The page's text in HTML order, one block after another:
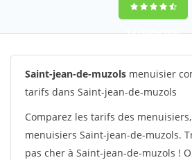
9,2(100%)1242
votes
Saint-jean-de-muzols menuisier
tarifs dans Saint-jean-de-muzols
Comparez les tarifs des
menuisiers Saint-jean-de-muzols.
pas cher à Saint-jean-de-muzols !